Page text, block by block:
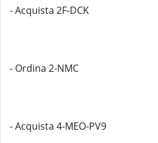
- Acquista 2F-DCK
- Ordina 2-NMC
- Acquista 4-MEO-PV9